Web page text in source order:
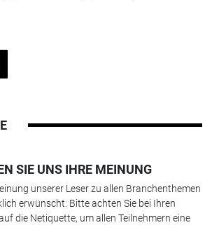
SIE UNS IHRE MEINUNG
unserer Leser zu allen Branchenthemen
erwünscht. Bitte achten Sie bei Ihren
die Netiquette, um allen Teilnehmern eine